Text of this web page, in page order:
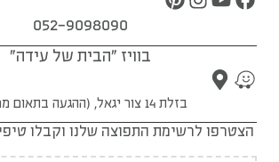
052-9098090
בוויז "הבית של עידה"
בזלת 14 צור יגאל, (ההגעה בתאום מראש)
הצטרפו לרשימת התפוצה שלנו וקבלו